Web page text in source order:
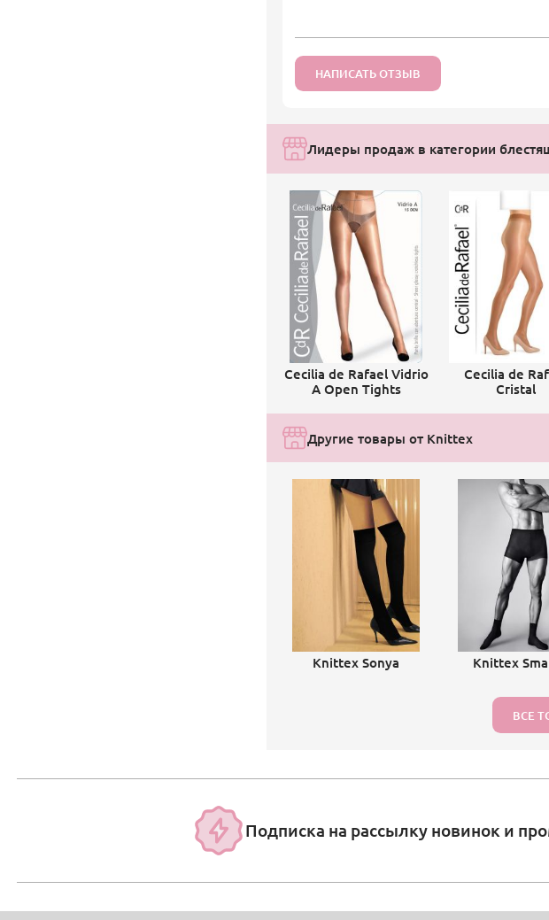
НАПИСАТЬ ОТЗЫВ
Лидеры продаж в категории
Cecilia de Rafael Vidrio
A Open Tights
Cecilia de
Cristal
Другие товары от Knittex
Knittex Sonya Knittex
ВСЕ
Подписка на рассылку новинок и